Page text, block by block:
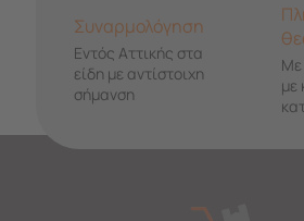
Συναρμολόγηση
Εντός Αττικής στα
είδη με αντίστοιχη
σήμανση
Με
με